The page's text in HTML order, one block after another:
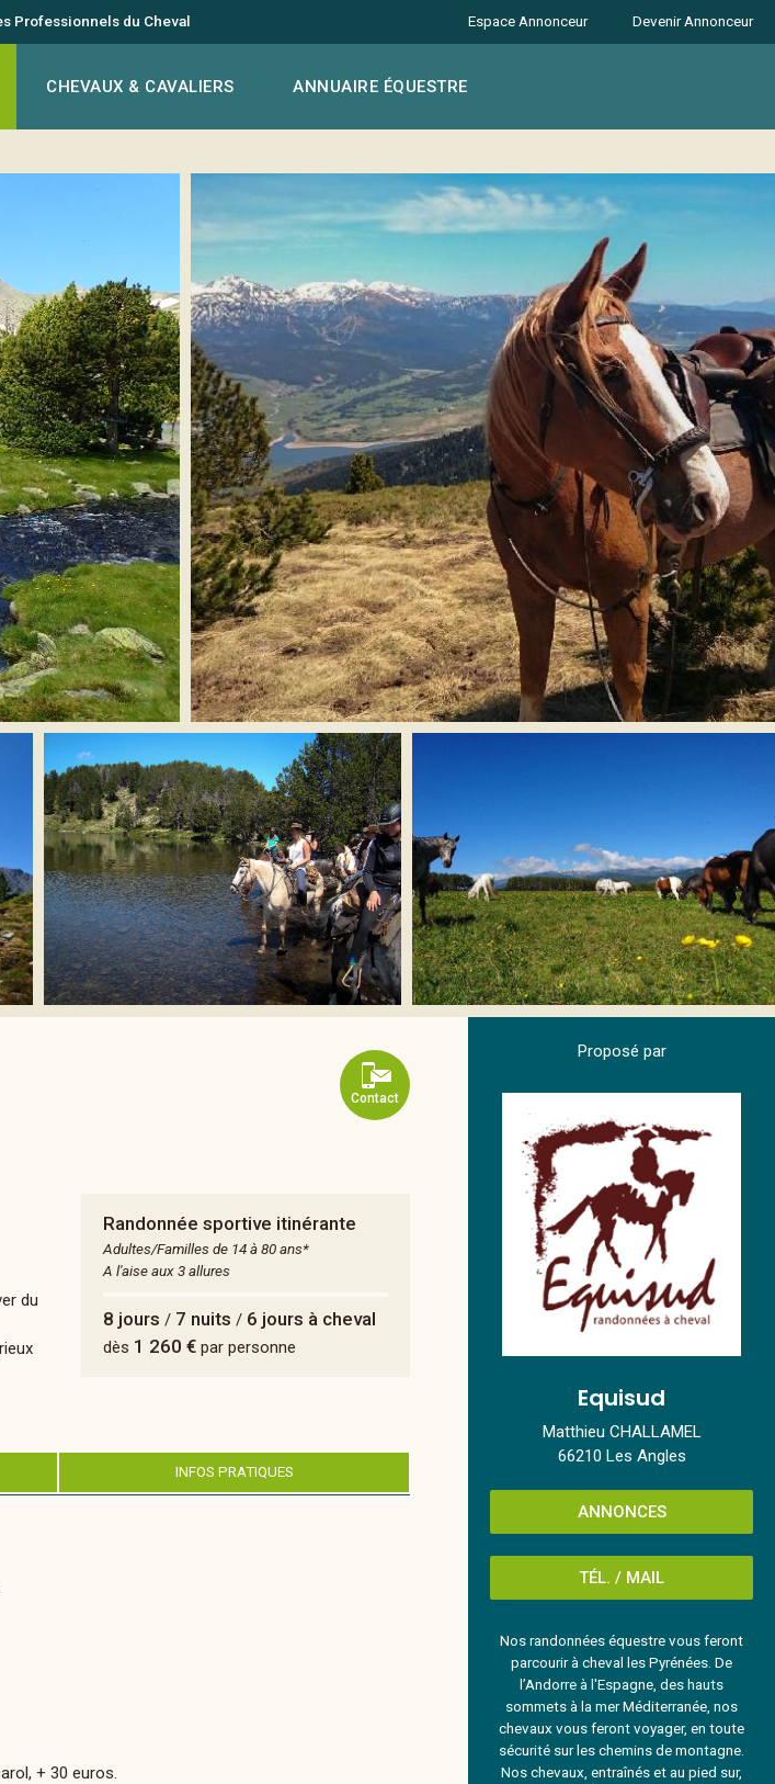
Professionnels du Cheval
CHEVAUX & CAVALIERS ANNUAIRE ÉQUESTRE
Espace Annonceur Devenir Annonceur
Contact
Randonnée sportive itinérante
Adultes/Familles de 14 à 80 ans*
A l'aise aux 3 allures
8 jours / 7 nuits / 6 jours à cheval
dès 1 260 €par personne
du
INFOS PRATIQUES
+ 30 euros.
Proposé par
Equisud
Matthieu CHALLAMEL
66210 Les Angles
ANNONCES
TÉL. / MAIL
Nos randonnées équestre vous feront
parcourir à cheval les Pyrénées. De
l’Andorre à l'Espagne, des hauts
sommets à la mer Méditerranée, nos
chevaux vous feront voyager, en toute
sécurité sur les chemins de montagne.
Nos chevaux, entraînés et au pied sur,